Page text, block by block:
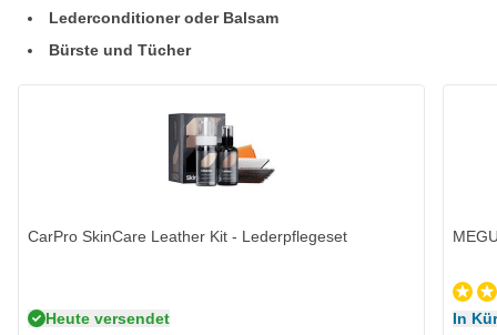
Lederconditioner oder Balsam
Bürste und Tücher
CarPro SkinCare Leather Kit - Lederpflegeset
Heute versendet In